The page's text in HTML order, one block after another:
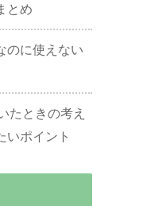
とめ
のに使えない
たときの考え
いポイント